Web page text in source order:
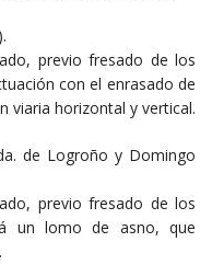
previo fresado de los
con el enrasado de
viaria horizontal y vertical.
de Logroño y Domingo
previo fresado de los
un lomo de asno, que